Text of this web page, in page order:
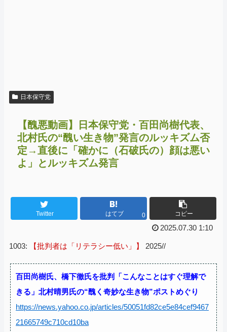
日本保守党
【醜悪動画】日本保守党・百田尚樹代表、
北村氏の“醜い生き物”発言のルッキズム否
定→直後に「確かに（石破氏の）顔は悪い
よ」とルッキズム発言
Twitter はてブ 0 コピー
2025.07.30 1:10
1003: 【批判者は「リテラシー低い」】 2025//
百田尚樹氏、橋下徹氏を批判「こんなことはすぐ理解で
きる」北村晴男氏の“醜く奇妙な生き物”ポストめぐり
https://news.yahoo.co.jp/articles/50051fd82ce5e84cef9467
21665749c710cd10ba